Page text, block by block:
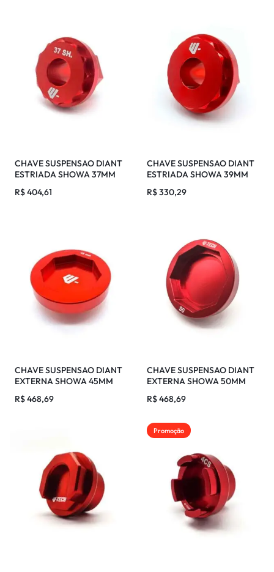
CHAVE SUSPENSAO DIANT
ESTRIADA SHOWA 37MM
R$404,61
CHAVE SUSPENSAO DIANT
ESTRIADA SHOWA 39MM
R$330,29
CHAVE SUSPENSAO DIANT
EXTERNA SHOWA 45MM
R$468,69
CHAVE SUSPENSAO DIANT
EXTERNA SHOWA 50MM
R$468,69
Promoção